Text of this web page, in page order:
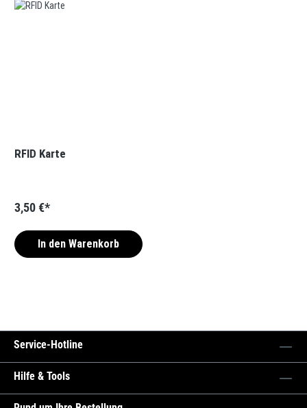
RFID Karte
3,50 €*
In den Warenkorb
Service-Hotline
Hilfe & Tools